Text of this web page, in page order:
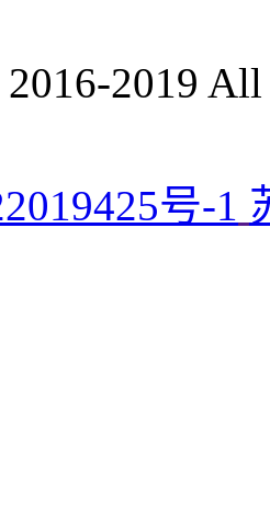
2019
号-1